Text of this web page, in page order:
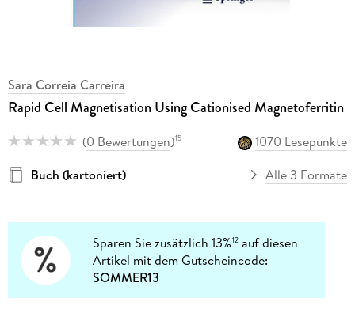
Sara Correia Carreira
Rapid Cell Magnetisation Using Cationised Magnetoferritin
(0 Bewertungen)15
1070 Lesepunkte
Buch (kartoniert)
Alle 3 Formate
Sparen Sie zusätzlich 13%12 auf diesen
Artikel mit dem Gutscheincode:
SOMMER13